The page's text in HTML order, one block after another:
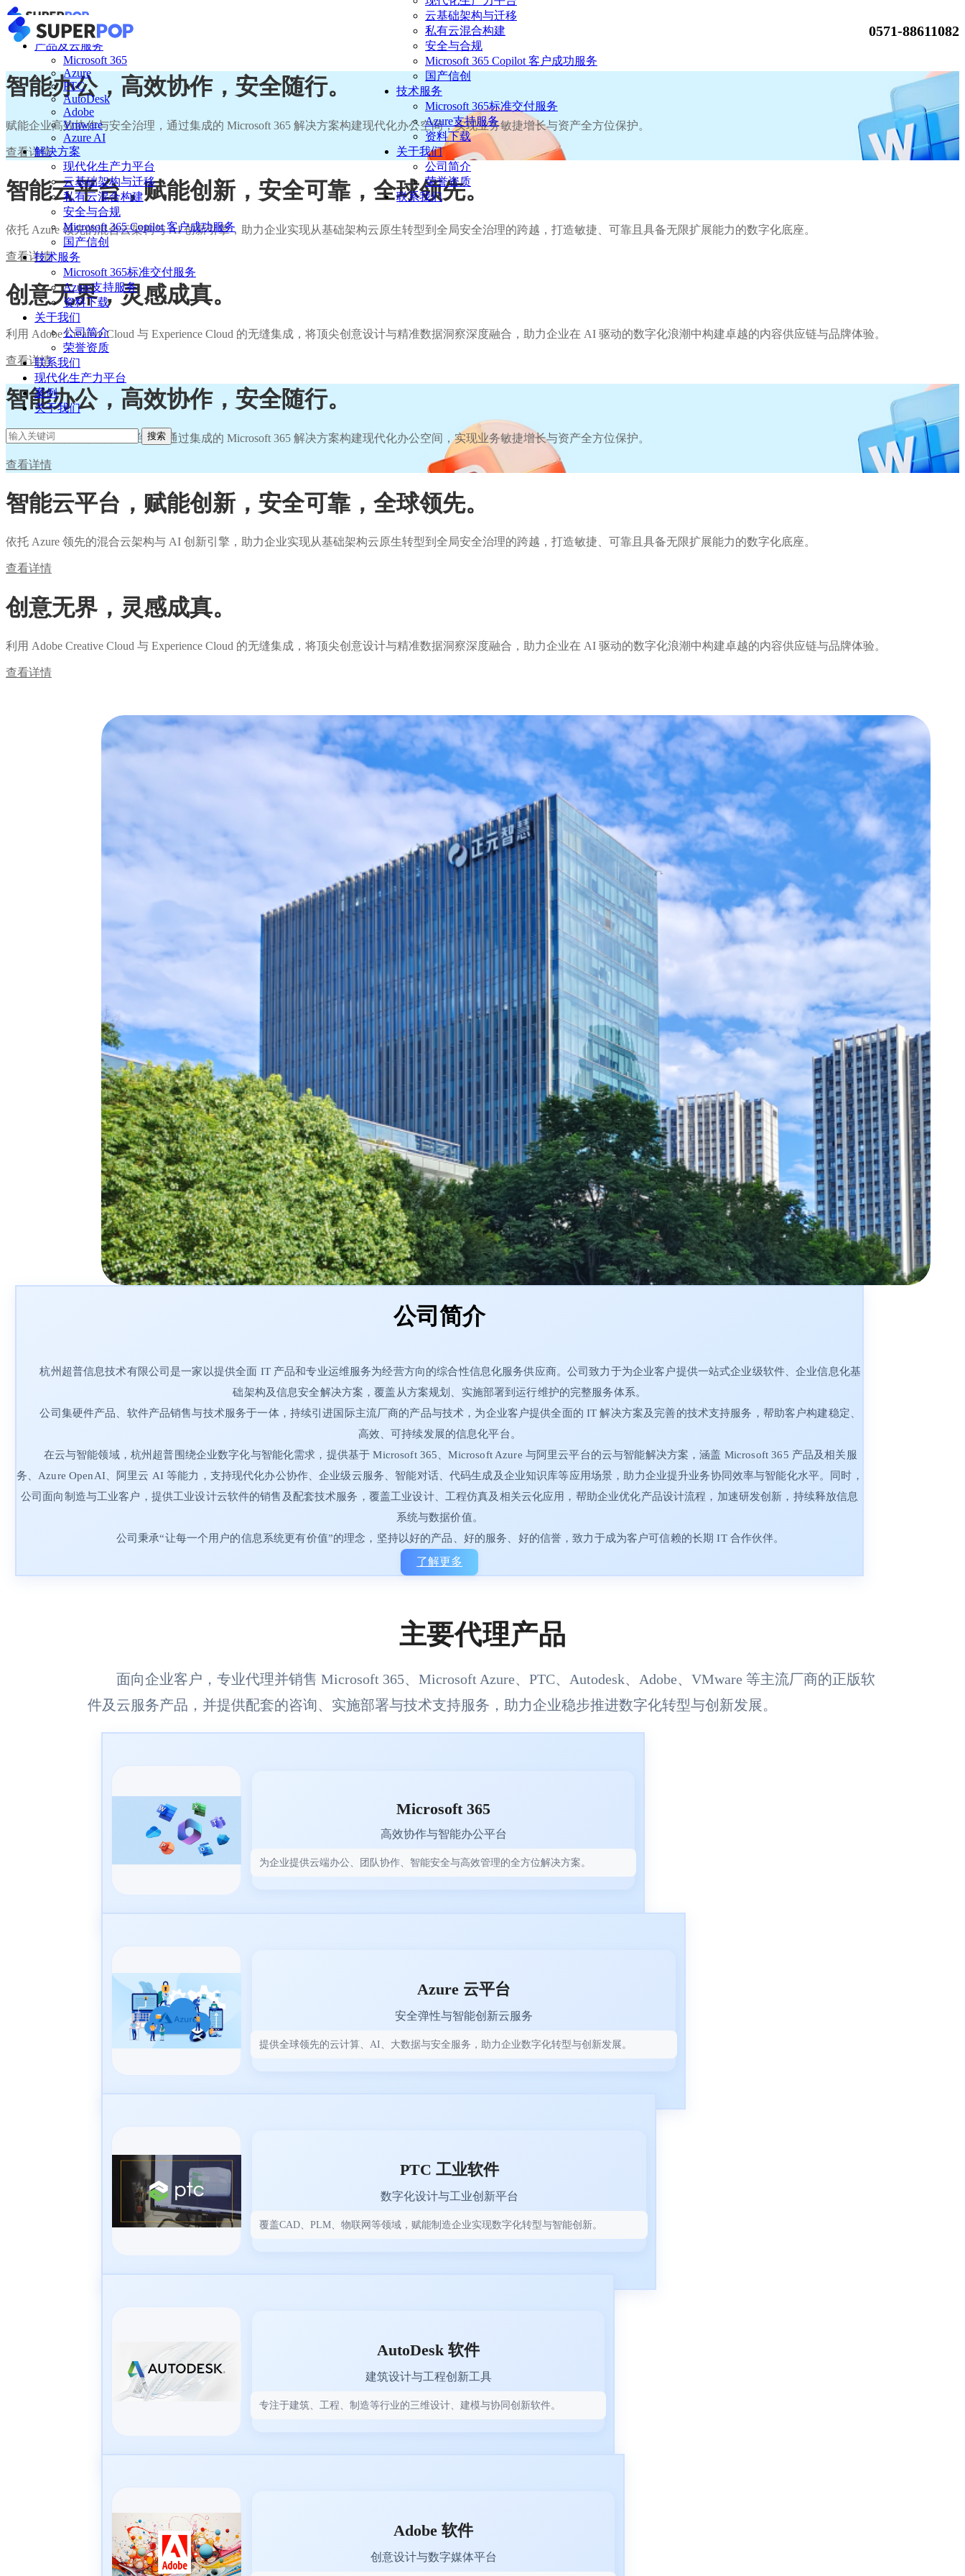
云基础架构与迁移
私有云混合构建
安全与合规
Microsoft 365 Copilot 客户成功服务
国产信创
技术服务
Microsoft 365标准交付服务
Azure支持服务
资料下载
关于我们
公司简介
荣誉资质
联系我们
0571-88611082
产品及云服务
Microsoft 365
Azure
PTC
AutoDesk
Adobe
Vmware
Azure AI
解决方案
现代化生产力平台
云基础架构与迁移
私有云混合构建
安全与合规
Microsoft 365 Copilot 客户成功服务
国产信创
技术服务
Microsoft 365标准交付服务
Azure支持服务
资料下载
关于我们
公司简介
荣誉资质
联系我们
现代化生产力平台
案例
关于我们
搜索
智能办公，高效协作，安全随行。
赋能企业高效协作与安全治理，通过集成的 Microsoft 365 解决方案构建现代化办公空间，实现业务敏捷增长与资产全方位保护。
查看详情
智能云平台，赋能创新，安全可靠，全球领先。
依托 Azure 领先的混合云架构与 AI 创新引擎，助力企业实现从基础架构云原生转型到全局安全治理的跨越，打造敏捷、可靠且具备无限扩展能力的数字化底座。
查看详情
创意无界，灵感成真。
利用 Adobe Creative Cloud 与 Experience Cloud 的无缝集成，将顶尖创意设计与精准数据洞察深度融合，助力企业在 AI 驱动的数字化浪潮中构建卓越的内容供应链与品牌体验。
查看详情
智能办公，高效协作，安全随行。
赋能企业高效协作与安全治理，通过集成的 Microsoft 365 解决方案构建现代化办公空间，实现业务敏捷增长与资产全方位保护。
查看详情
智能云平台，赋能创新，安全可靠，全球领先。
依托 Azure 领先的混合云架构与 AI 创新引擎，助力企业实现从基础架构云原生转型到全局安全治理的跨越，打造敏捷、可靠且具备无限扩展能力的数字化底座。
查看详情
创意无界，灵感成真。
利用 Adobe Creative Cloud 与 Experience Cloud 的无缝集成，将顶尖创意设计与精准数据洞察深度融合，助力企业在 AI 驱动的数字化浪潮中构建卓越的内容供应链与品牌体验。
查看详情
公司简介
杭州超普信息技术有限公司是一家以提供全面 IT 产品和专业运维服务为经营方向的综合性信息化服务供应商。公司致力于为企业客户提供一站式企业级软件、企业信息化基
础架构及信息安全解决方案，覆盖从方案规划、实施部署到运行维护的完整服务体系。
公司集硬件产品、软件产品销售与技术服务于一体，持续引进国际主流厂商的产品与技术，为企业客户提供全面的 IT 解决方案及完善的技术支持服务，帮助客户构建稳定、
高效、可持续发展的信息化平台。
在云与智能领域，杭州超普围绕企业数字化与智能化需求，提供基于 Microsoft 365、Microsoft Azure 与阿里云平台的云与智能解决方案，涵盖 Microsoft 365 产品及相关服
务、Azure OpenAI、阿里云 AI 等能力，支持现代化办公协作、企业级云服务、智能对话、代码生成及企业知识库等应用场景，助力企业提升业务协同效率与智能化水平。同时，
公司面向制造与工业客户，提供工业设计云软件的销售及配套技术服务，覆盖工业设计、工程仿真及相关云化应用，帮助企业优化产品设计流程，加速研发创新，持续释放信息
系统与数据价值。
公司秉承“让每一个用户的信息系统更有价值”的理念，坚持以好的产品、好的服务、好的信誉，致力于成为客户可信赖的长期 IT 合作伙伴。
了解更多
主要代理产品
面向企业客户，专业代理并销售 Microsoft 365、Microsoft Azure、PTC、Autodesk、Adobe、VMware 等主流厂商的正版软
件及云服务产品，并提供配套的咨询、实施部署与技术支持服务，助力企业稳步推进数字化转型与创新发展。
Microsoft 365
高效协作与智能办公平台
为企业提供云端办公、团队协作、智能安全与高效管理的全方位解决方案。
Azure 云平台
安全弹性与智能创新云服务
提供全球领先的云计算、AI、大数据与安全服务，助力企业数字化转型与创新发展。
PTC 工业软件
数字化设计与工业创新平台
覆盖CAD、PLM、物联网等领域，赋能制造企业实现数字化转型与智能创新。
AutoDesk 软件
建筑设计与工程创新工具
专注于建筑、工程、制造等行业的三维设计、建模与协同创新软件。
Adobe 软件
创意设计与数字媒体平台